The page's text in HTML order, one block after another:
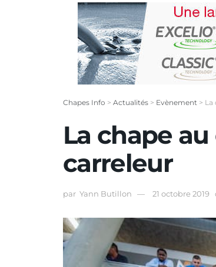
Chapes Info > Actualités > Evènement > La
La chape
carreleur
par Yann Butillon 21 octobre 2019